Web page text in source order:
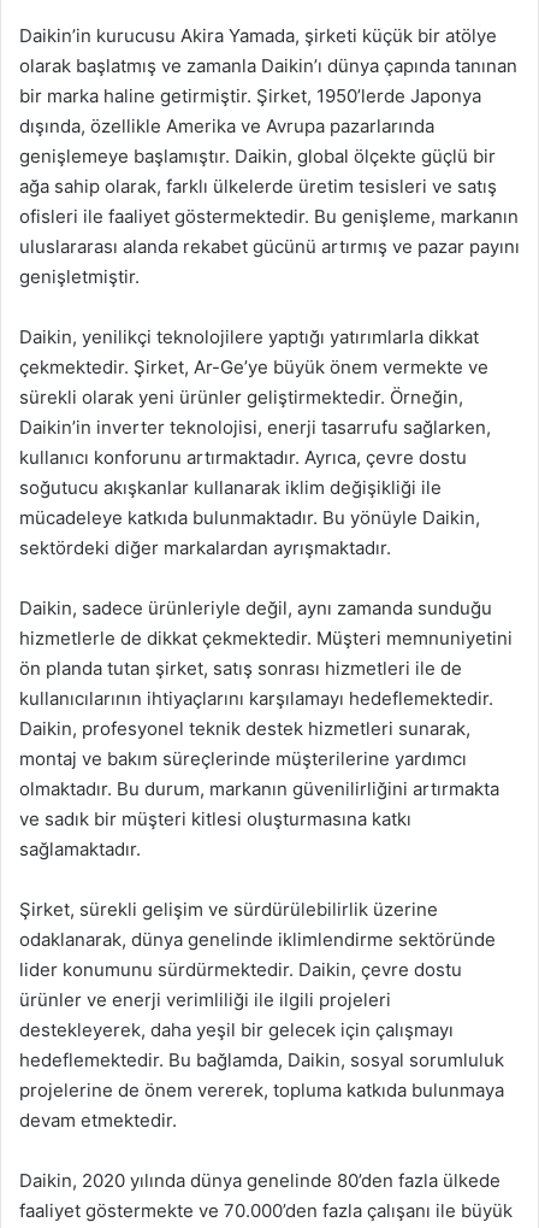
Daikin’in kurucusu Akira Yamada, şirketi küçük bir atölye
olarak başlatmış ve zamanla Daikin’ı dünya çapında tanınan
bir marka haline getirmiştir. Şirket, 1950’lerde Japonya
dışında, özellikle Amerika ve Avrupa pazarlarında
genişlemeye başlamıştır. Daikin, global ölçekte güçlü bir
ağa sahip olarak, farklı ülkelerde üretim tesisleri ve satış
ofisleri ile faaliyet göstermektedir. Bu genişleme, markanın
uluslararası alanda rekabet gücünü artırmış ve pazar payını
genişletmiştir.
Daikin, yenilikçi teknolojilere yaptığı yatırımlarla dikkat
çekmektedir. Şirket, Ar-Ge’ye büyük önem vermekte ve
sürekli olarak yeni ürünler geliştirmektedir. Örneğin,
Daikin’in inverter teknolojisi, enerji tasarrufu sağlarken,
kullanıcı konforunu artırmaktadır. Ayrıca, çevre dostu
soğutucu akışkanlar kullanarak iklim değişikliği ile
mücadeleye katkıda bulunmaktadır. Bu yönüyle Daikin,
sektördeki diğer markalardan ayrışmaktadır.
Daikin, sadece ürünleriyle değil, aynı zamanda sunduğu
hizmetlerle de dikkat çekmektedir. Müşteri memnuniyetini
ön planda tutan şirket, satış sonrası hizmetleri ile de
kullanıcılarının ihtiyaçlarını karşılamayı hedeflemektedir.
Daikin, profesyonel teknik destek hizmetleri sunarak,
montaj ve bakım süreçlerinde müşterilerine yardımcı
olmaktadır. Bu durum, markanın güvenilirliğini artırmakta
ve sadık bir müşteri kitlesi oluşturmasına katkı
sağlamaktadır.
Şirket, sürekli gelişim ve sürdürülebilirlik üzerine
odaklanarak, dünya genelinde iklimlendirme sektöründe
lider konumunu sürdürmektedir. Daikin, çevre dostu
ürünler ve enerji verimliliği ile ilgili projeleri
destekleyerek, daha yeşil bir gelecek için çalışmayı
hedeflemektedir. Bu bağlamda, Daikin, sosyal sorumluluk
projelerine de önem vererek, topluma katkıda bulunmaya
devam etmektedir.
Daikin, 2020 yılında dünya genelinde 80’den fazla ülkede
faaliyet göstermekte ve 70.000’den fazla çalışanı ile büyük